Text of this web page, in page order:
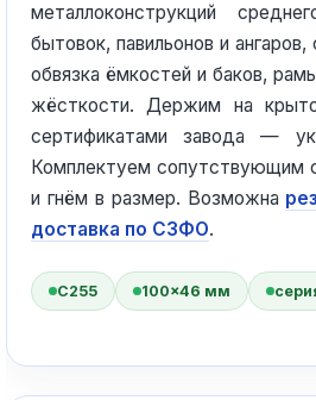
металлоконструкций
бытовок, павильонов и
обвязка ёмкостей и баков,
жёсткости. Держим на
сертификатами завода —
Комплектуем сопутствующим
и гнём в размер. Возможна
доставка по СЗФО.
С255 100×46 мм